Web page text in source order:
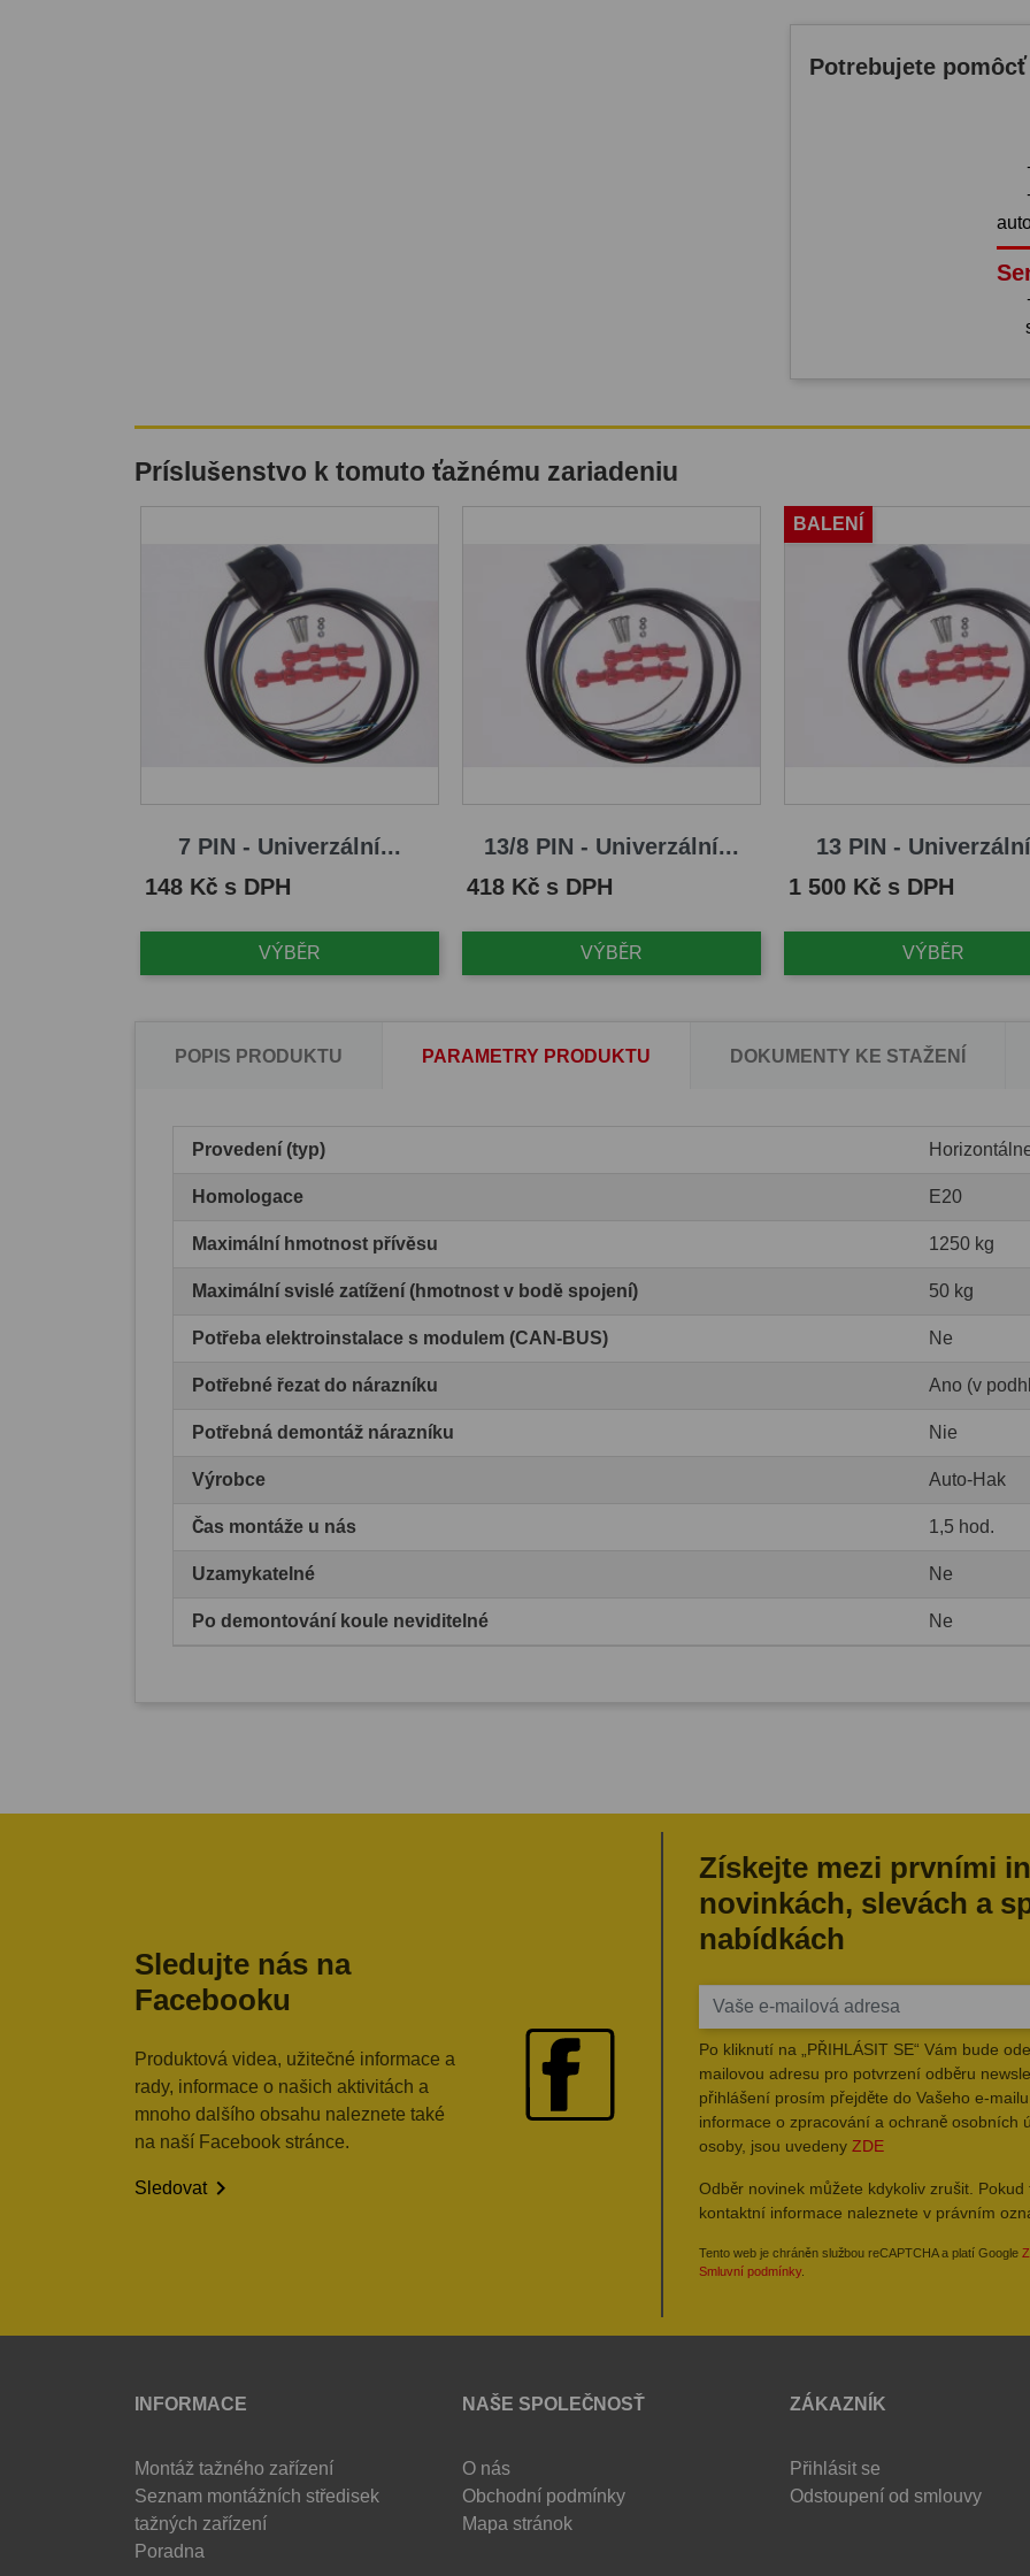
Potrebujete
Príslušenstvo k tomuto ťažnému zariadeniu
7 PIN - Univerzální...
Cena
148 Kč s DPH
VÝBĚR
13/8 PIN - Univerzální...
Cena
418 Kč s DPH
VÝBĚR
13 PIN -
Cena
1 500 Kč s DPH
VÝBĚR
BALENÍ
POPIS PRODUKTU PARAMETRY PRODUKTU DOKUMENTY KE STAŽENÍ
Provedení (typ)
Homologace E20
Maximální hmotnost přívěsu 1250 kg
Maximální svislé zatížení (hmotnost v bodě spojení) 50 kg
Potřeba elektroinstalace s modulem (CAN-BUS) Ne
Potřebné řezat do nárazníku Ano (v
Potřebná demontáž nárazníku Nie
Výrobce Auto-Hak
Čas montáže u nás 1,5 hod.
Uzamykatelné Ne
Po demontování koule neviditelné Ne
Sledujte nás na
Facebooku
Produktová videa, užitečné informace a
rady, informace o našich aktivitách a
mnoho dalšího obsahu naleznete také
na naší Facebook stránce.
Sledovat
Získejte mezi prvními
novinkách, slevách a
nabídkách
Po kliknutí na „PŘIHLÁSIT SE“ Vám bude
mailovou adresu pro potvrzení odběru
přihlášení prosím přejděte do Vašeho e-
informace o zpracování a ochraně osobních
osoby, jsou uvedeny ZDE
Odběr novinek můžete kdykoliv zrušit.
kontaktní informace naleznete v právním
Tento web je chráněn službou reCAPTCHA a platí Google
Smluvní podmínky.
INFORMACE
Montáž tažného zařízení
Seznam montážních středisek
tažných zařízení
Poradna
NAŠE SPOLEČNOSŤ
O nás
Obchodní podmínky
Mapa stránok
ZÁKAZNÍK
Přihlásit se
Odstoupení od smlouvy